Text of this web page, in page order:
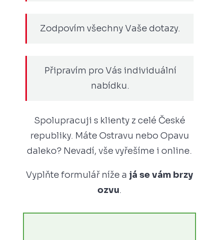
Zodpovím všechny Vaše dotazy.
Připravím pro Vás individuální
nabídku.
Spolupracuji s klienty z celé České
republiky. Máte Ostravu nebo Opavu
daleko? Nevadí, vše vyřešíme i online.
Vyplňte formulář níže a já se vám brzy
ozvu.